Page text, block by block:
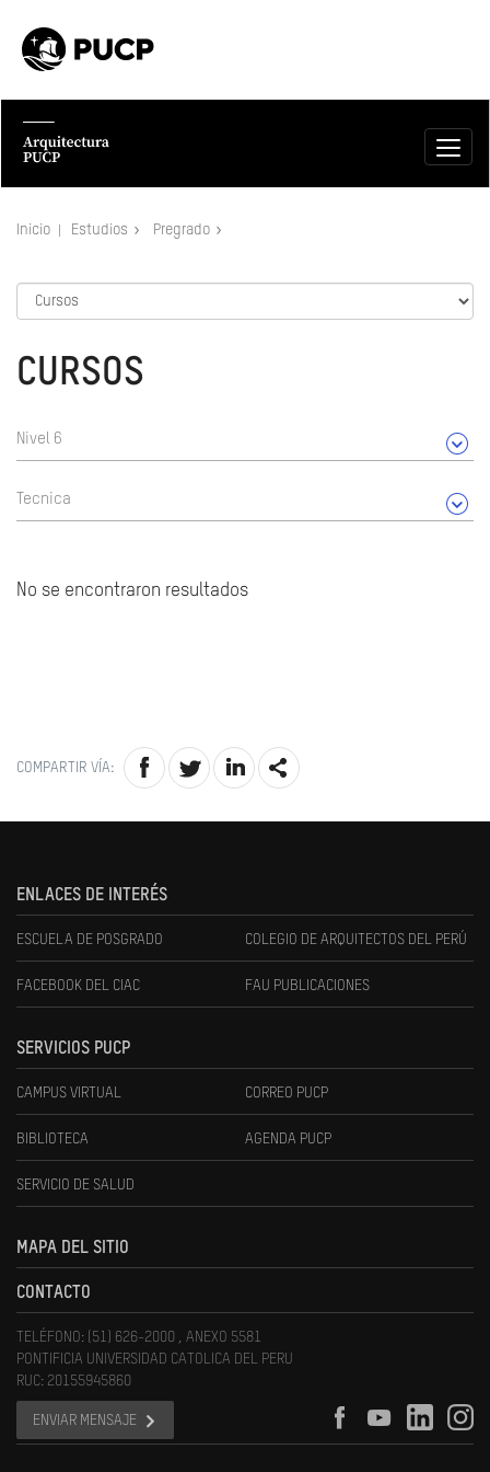
Inicio Estudios Pregrado
CURSOS
Nivel 6
Tecnica
No se encontraron resultados
COMPARTIR VÍA:
ENLACES DE INTERÉS
ESCUELA DE POSGRADO COLEGIO DE ARQUITECTOS DEL PERÚ
FACEBOOK DEL CIAC FAU PUBLICACIONES
SERVICIOS PUCP
CAMPUS VIRTUAL CORREO PUCP
BIBLIOTECA AGENDA PUCP
SERVICIO DE SALUD
MAPA DEL SITIO
CONTACTO
TELÉFONO: (51) 626-2000 , ANEXO 5581
PONTIFICIA UNIVERSIDAD CATOLICA DEL PERU
RUC: 20155945860
ENVIAR MENSAJE